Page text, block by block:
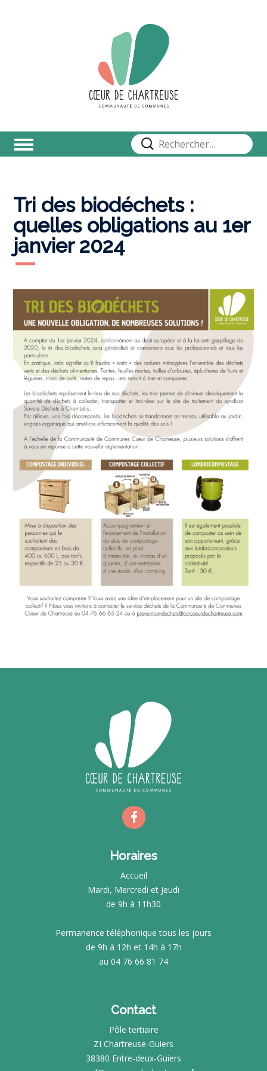
Rechercher :
Tri des biodéchets :
quelles obligations au 1er
janvier 2024
Horaires
Accueil
Mardi, Mercredi et Jeudi
de 9h à 11h30
Permanence téléphonique tous les jours
de 9h à 12h et 14h à 17h
au 04 76 66 81 74
Contact
Pôle tertiaire
ZI Chartreuse-Guiers
38380 Entre-deux-Guiers